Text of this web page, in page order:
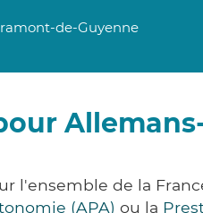
de-Guyenne
de la
(APA) ou la